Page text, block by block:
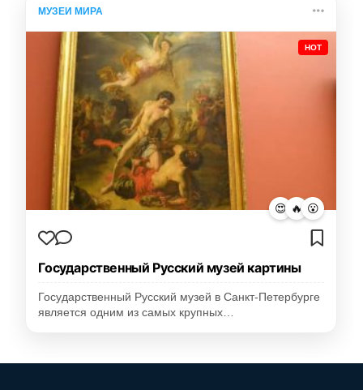
МУЗЕИ МИРА
HOT
😍 🔥 😮
Государственный Русский музей картины
Государственный Русский музей в Санкт-Петербурге
является одним из самых крупных…